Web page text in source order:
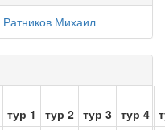
Ратников Михаил
тур 1 тур 2 тур 3 тур 4